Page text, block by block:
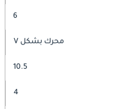
6
محرك بشكل V
10.5
4